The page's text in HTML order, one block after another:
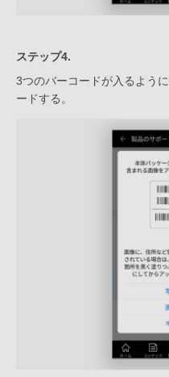
ステップ4.
3つのバーコードが入るよう
ードする。